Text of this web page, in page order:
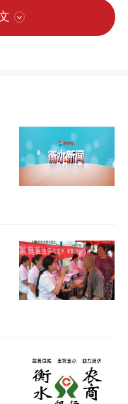
的需求。爱心
、鲜花，众人
文明使者戚东
围推向高潮。